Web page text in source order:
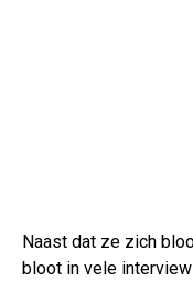
Naast dat ze zich
bloot in vele